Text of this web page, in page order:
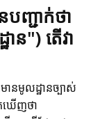
បញ្ជាក់ថា
ន") តើវា
ានមូលដ្ឋានច្បាស់
ឃើញថា